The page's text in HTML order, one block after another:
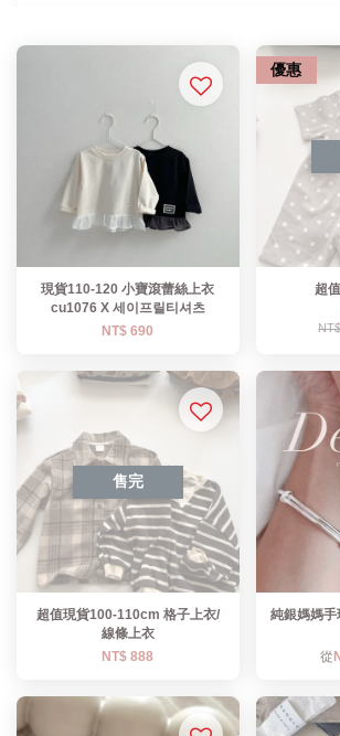
現貨110-120 小寶滾蕾絲上衣
cu1076 X 세이프릴티셔츠
NT$ 690
優惠
超
售完
超值現貨100-110cm 格子上衣/
線條上衣
NT$ 888
純銀媽媽
從